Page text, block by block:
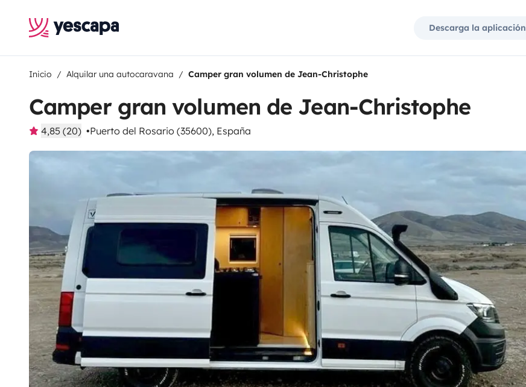
Descarga la aplicación
Inicio Alquilar una autocaravana Camper gran volumen de Jean-Christophe
Camper gran volumen de Jean-Christophe
4,85 (20) Puerto del Rosario (35600), España